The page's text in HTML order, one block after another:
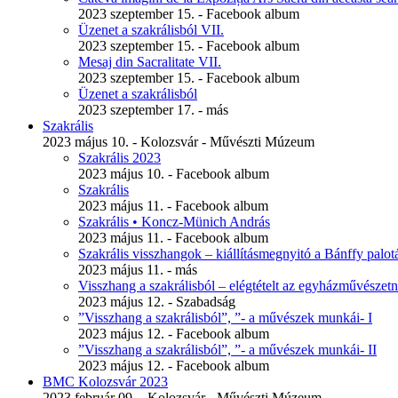
2023 szeptember 15. - Facebook album
Üzenet a szakrálisból VII.
2023 szeptember 15. - Facebook album
Mesaj din Sacralitate VII.
2023 szeptember 15. - Facebook album
Üzenet a szakrálisból
2023 szeptember 17. - más
Szakrális
2023 május 10. - Kolozsvár - Művészti Múzeum
Szakrális 2023
2023 május 10. - Facebook album
Szakrális
2023 május 11. - Facebook album
Szakrális • Koncz-Münich András
2023 május 11. - Facebook album
Szakrális visszhangok – kiállításmegnyitó a Bánffy
2023 május 11. - más
Visszhang a szakrálisból – elégtételt az
2023 május 12. - Szabadság
”Visszhang a szakrálisból”, ”- a művészek munkái- I
2023 május 12. - Facebook album
”Visszhang a szakrálisból”, ”- a művészek munkái- II
2023 május 12. - Facebook album
BMC Kolozsvár 2023